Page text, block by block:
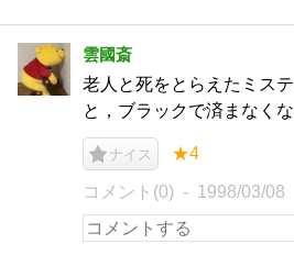
雲國斎
老人と死をとらえたミス
と，ブラックで済まなく
ナイス ★4
コメント(0) 1998/03/08